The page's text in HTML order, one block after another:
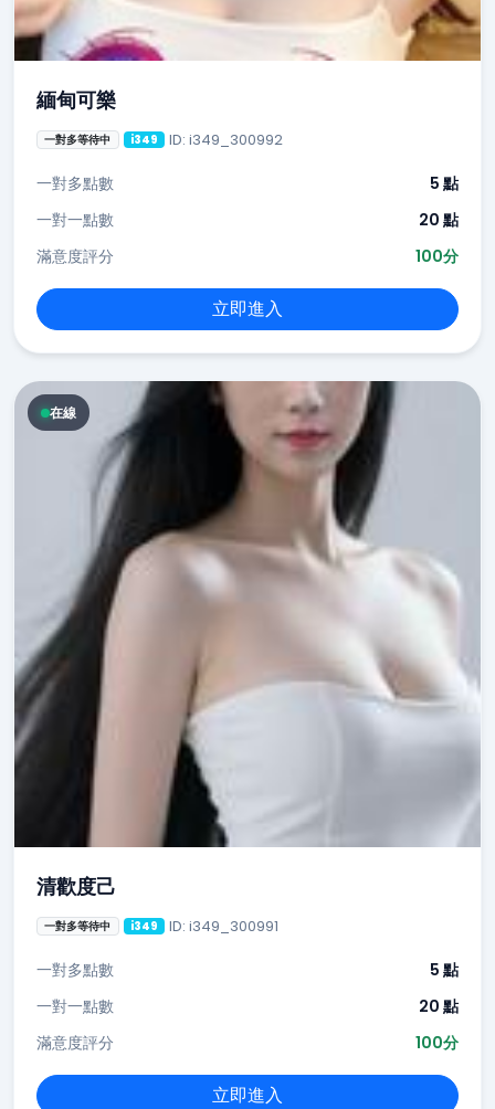
緬甸可樂
一對多等待中 i349 ID: i349_300992
一對多點數
5 點
一對一點數
20 點
滿意度評分
100分
立即進入
在線
清歡度己
一對多等待中 i349 ID: i349_300991
一對多點數
5 點
一對一點數
20 點
滿意度評分
100分
立即進入